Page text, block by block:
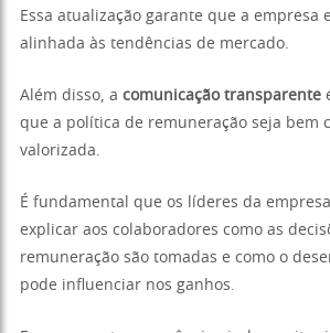
Essa atualização garante que a empresa
alinhada às tendências de mercado.
Além disso, a comunicação transparente
que a política de remuneração seja bem
valorizada.
É fundamental que os líderes da
explicar aos colaboradores como as
remuneração são tomadas e como o
pode influenciar nos ganhos.